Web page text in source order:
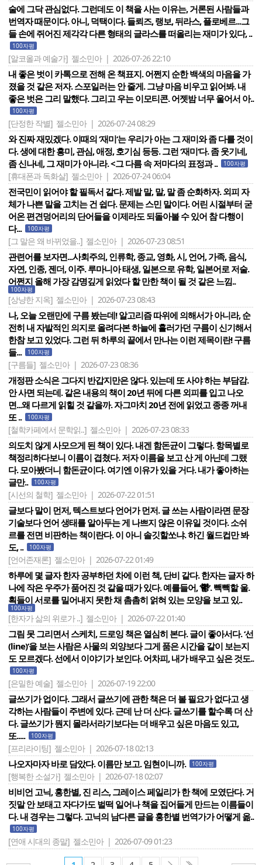
술에 그닥 관심없다. 그런데도 이 책을 사는 이유는, 거론된 사람들과
번역자 때문이다. 아니, 덕택이다. 들뢰즈, 랭보, 뒤라스, 플로베르...그
들 손에 쥐어진 제각각 다른 형태의 글라스를 떠올리는 재미가 있다, ..
100자평
[알코올과 예술가] 젤소민아 | 2026-07-26 22:10
내 좋은 벗이 카톡으로 전해 온 책표지. 어쩐지 순한 백색의 마음을 가
졌을 것 같은 저자. 스포일러는 안 줄게. 그냥 마음 비우고 읽어봐. 내
좋은 벗은 그리 말했다. 그리고 우는 이모티콘. 어젯밤 너무 울어서 아..
100자평
[단정한 작별] 젤소민아 | 2026-07-24 08:29
와 진짜 재밌겠다. 이때의 ‘재미‘는 우리가 아는 그 재미와 좀 다를 것이
다. 생에 대한 흥미, 관심, 애정, 호기심 등등. 그런 ‘재미‘다. 좀 웃기네,
좀 신나네, 그 재미가 아니라. <그 다름 속 저마다의 표정과 ..
100자평
[휴대폰과 독화살] 젤소민아 | 2026-07-24 06:04
전국민이 읽어야 할 필독서 같다. 제발 말, 말, 말 좀 순화하자. 외피 자
체가 나쁜 말을 고치는 건 쉽다. 문제는 스민 말이다. 어린 시절부터 굳
어온 편견덩어리의 단어들을 이제라도 되돌아볼 수 있어 참 다행이
다...
100자평
[그 말은 왜 바뀌었을..] 젤소민아 | 2026-07-23 08:51
관련어를 보자면...사회주의, 인류학, 종교, 영화, 시, 언어, 가족, 음식,
자연, 인종, 젠더, 이주. 루마니아 태생, 일본으로 유학, 일본어로 저술.
어쩐지 올해 가장 감명깊게 읽었다 할 만한 책이 될 것 같은 느낌..
100자평
[상냥한 지옥] 젤소민아 | 2026-07-23 08:43
나, 오늘 오랜만에 구름 봤는데! 알고리즘 따위에 의해서가 아니라, 순
전히 내 자발적인 의지로 올려다본 하늘에 흘러가던 구름이 신기해서
한참 보고 있었다. 그런 뒤 하루의 끝에서 만나는 이런 제목이란! 구름
들...
100자평
[구름들] 젤소민아 | 2026-07-23 08:36
개정판 소식은 그다지 반갑지만은 않다. 있는데 또 사야 하는 부담감.
안 사면 되는데. 같은 내용의 책이 20년 뒤에 다른 외피를 입고 나오
면...왜 다르게 읽힐 것 같을까. 자그마치 20년 전에 읽었고 종종 꺼내
또 ..
100자평
[철학카페에서 문학읽..] 젤소민아 | 2026-07-23 08:33
의도치 않게 사모으게 된 책이 있다. 내겐 함돈균이 그렇다. 항목별로
책정리하다보니 이름이 겹쳤다. 저자 이름을 보고 산 게 아닌데 그랬
다. 모아봤더니 함돈균이다. 여기엔 이유가 있을 거다. 내가 좋아하는
글만..
100자평
[시선의 철학] 젤소민아 | 2026-07-22 01:51
글보다 말이 먼저, 텍스트보다 언어가 먼저. 글 쓰는 사람이라면 문장
기술보다 언어 생태를 알아두는 게 나쁘지 않은 이유일 것이다. 소쉬
르를 전면 비판하는 책이란다. 이 아니 솔깃할쏘냐. 하긴 월드컵만 봐
도, ..
100자평
[언어존재론] 젤소민아 | 2026-07-22 01:49
하루에 몇 글자 한자 공부하던 차에 이런 책, 단비 같다. 한자는 글자 하
나에 작은 우주가 품어진 것 같을 때가 있다. 예를들어, ‘鬱‘. 빽빽할 울.
획들이 서로를 밀어내지 못한 채 촘촘히 얽혀 있는 모양을 보고 있..
100자평
[한자가 삶의 위로가 ..] 젤소민아 | 2026-07-22 01:40
그림 못 그리면서 스케치, 드로잉 책은 열심히 본다. 글이 좋아서다. ‘선
(line)‘을 보는 사람은 사물의 외양보다 그게 품은 시간을 같이 보는지
도 모르겠다. 선에서 이야기가 보인다. 어차피, 내가 배우고 싶은 것도..
100자평
[은밀한 예술] 젤소민아 | 2026-07-19 22:00
글쓰기가 업이다. 그래서 글쓰기에 관한 책은 더 볼 필요가 없다고 생
각하는 사람들이 주변에 있다. 근데 난 더 산다. 글쓰기를 할수록 더 산
다. 글쓰기가 뭔지 몰라서라기보다는 더 배우고 싶은 마음도 있고,
또.....
100자평
[프리라이팅] 젤소민아 | 2026-07-18 02:13
나오자마자 바로 담았다. 이름만 보고. 임현이니까. 100자평
[행복한 소설가] 젤소민아 | 2026-07-18 02:07
비비언 고닉, 홍한별, 진 리스, 그레이스 페일리가 한 책에 모였단다. 거
짓말 안 보태고 자다가도 벌떡 일어나 책을 집어들게 만드는 이름들이
다. 내 경우는 그렇다. 고닉의 남다른 글을 홍한별 번역가가 어떻게 옮..
100자평
[연애 시대의 종말] 젤소민아 | 2026-07-09 01:23